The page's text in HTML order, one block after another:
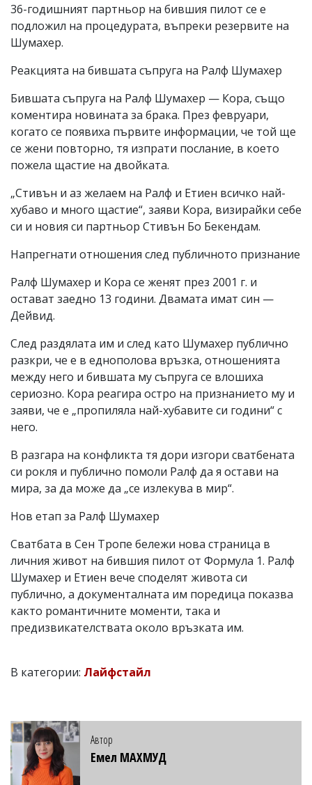
36-годишният партньор на бившия пилот се е
подложил на процедурата, въпреки резервите на
Шумахер.
Реакцията на бившата съпруга на Ралф Шумахер
Бившата съпруга на Ралф Шумахер — Кора, също
коментира новината за брака. През февруари,
когато се появиха първите информации, че той ще
се жени повторно, тя изпрати послание, в което
пожела щастие на двойката.
„Стивън и аз желаем на Ралф и Етиен всичко най-
хубаво и много щастие“, заяви Кора, визирайки себе
си и новия си партньор Стивън Бо Бекендам.
Напрегнати отношения след публичното признание
Ралф Шумахер и Кора се женят през 2001 г. и
остават заедно 13 години. Двамата имат син —
Дейвид.
След раздялата им и след като Шумахер публично
разкри, че е в еднополова връзка, отношенията
между него и бившата му съпруга се влошиха
сериозно. Кора реагира остро на признанието му и
заяви, че е „пропиляла най-хубавите си години“ с
него.
В разгара на конфликта тя дори изгори сватбената
си рокля и публично помоли Ралф да я остави на
мира, за да може да „се излекува в мир“.
Нов етап за Ралф Шумахер
Сватбата в Сен Тропе бележи нова страница в
личния живот на бившия пилот от Формула 1. Ралф
Шумахер и Етиен вече споделят живота си
публично, а документалната им поредица показва
както романтичните моменти, така и
предизвикателствата около връзката им.
В категории: Лайфстайл
Автор
Емел МАХМУД